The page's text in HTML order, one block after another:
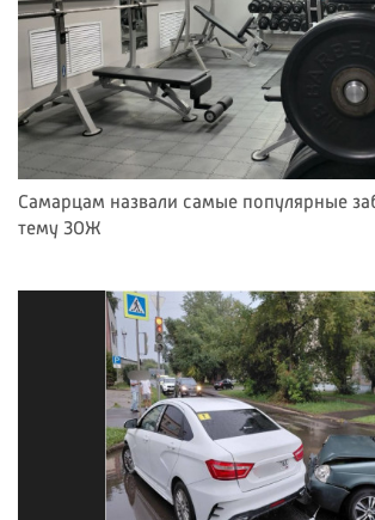
Самарцам назвали самые популярные
тему ЗОЖ